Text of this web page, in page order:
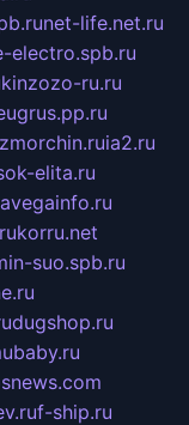
net-life.net.ru
electro.spb.ru
kinzozo-ru.ru
ia2.ru
elita.ru
avegainfo.ru
korru.net
suo.spb.ru
dugshop.ru
f-ship.ru